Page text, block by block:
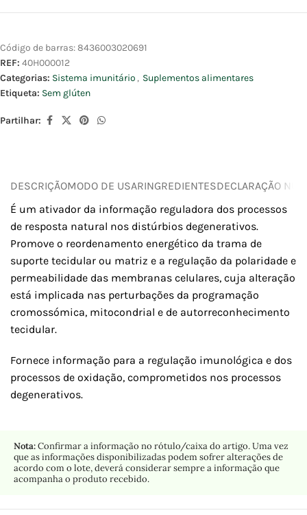
Código de barras:8436003020691
REF: 40H000012
Categorias: Sistema imunitário , Suplementos alimentares
Etiqueta: Sem glúten
Partilhar:
DESCRIÇÃOMODO DE USARINGREDIENTESDECLARAÇÃO
É um ativador da informação reguladora dos processos
de resposta natural nos distúrbios degenerativos.
Promove o reordenamento energético da trama de
suporte tecidular ou matriz e a regulação da polaridade e
permeabilidade das membranas celulares, cuja alteração
está implicada nas perturbações da programação
cromossómica, mitocondrial e de autorreconhecimento
tecidular.
Fornece informação para a regulação imunológica e dos
processos de oxidação, comprometidos nos processos
degenerativos.
Nota:Confirmar a informação no rótulo/caixa do artigo. Uma vez
que as informações disponibilizadas podem sofrer alterações de
acordo com o lote, deverá considerar sempre a informação que
acompanha o produto recebido.